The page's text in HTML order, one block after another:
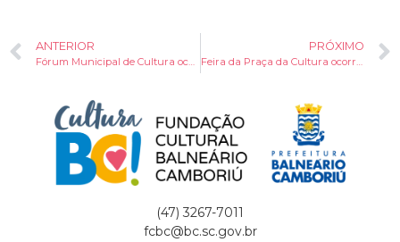
ANTERIOR
Fórum Municipal de Cultura ocorre neste domingo
PRÓXIMO
Feira da Praça da Cultura ocorrerá durante o feriadão
(47) 3267-7011
fcbc@bc.sc.gov.br